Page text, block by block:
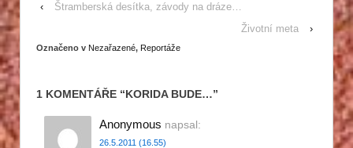
‹
Štramberská desítka, závody na dráze…
Životní meta
›
Označeno v Nezařazené, Reportáže
1 KOMENTÁŘE “KORIDA BUDE…”
Anonymous napsal:
26.5.2011 (16.55)